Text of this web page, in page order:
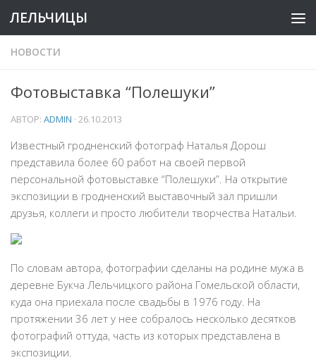
ЛЕЛЬЧИЦЫ
НОВОСТИ
Фотовыставка “Полешуки”
АВТОР: ADMIN · 26.10.2013
Известный гродненский фотограф Наталья Дорош
представила более 60 работ на своей первой
персональной фотовыставке “Полешуки”. На открытие
экспозиции в гродненский выставочный зал пришли
друзья, коллеги и просто любители творчества Натальи.
По словам автора, фотографии сделаны на родине мужа в
деревне Букча Лельчицкого района Гомельской области,
куда она приехала после свадьбы в 1976 году. На
протяжении 36 лет у нее собралось несколько десятков
фотографий оттуда, часть из которых представлена в
экспозиции.